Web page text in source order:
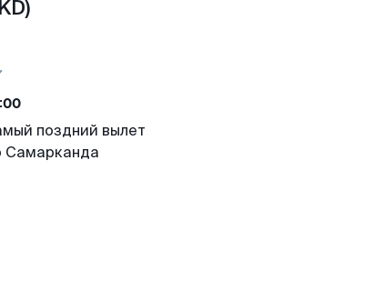
поздний вылет
Самарканда